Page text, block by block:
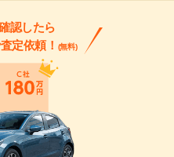
認したら
定依頼！ (無料)